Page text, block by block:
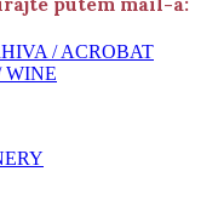
/ ACROBAT
WINE